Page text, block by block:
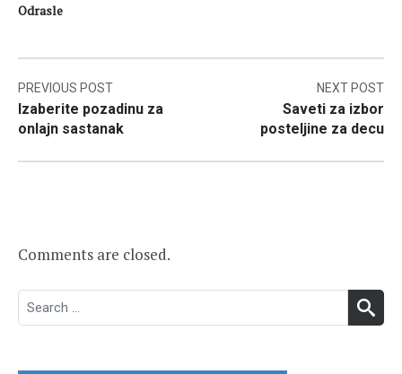
Odrasle
Post
navigation
PREVIOUS POST
Izaberite pozadinu za
onlajn sastanak
NEXT POST
Saveti za izbor
posteljine za decu
Comments are closed.
Search
for: